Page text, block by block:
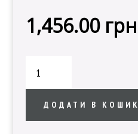
1,456.00 грн
Sprout
Питательный
ДОДАТИ В КОШИК